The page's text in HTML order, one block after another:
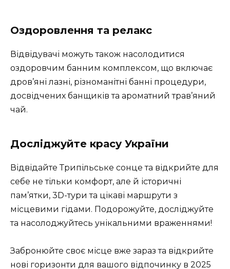
Оздоровлення та релакс
Відвідувачі можуть також насолодитися
оздоровчим банним комплексом, що включає
дров’яні лазні, різноманітні банні процедури,
досвідчених банщиків та ароматний трав’яний
чай.
Досліджуйте красу України
Відвідайте Трипільське сонце та відкрийте для
себе не тільки комфорт, але й історичні
пам’ятки, 3D-тури та цікаві маршрути з
місцевими гідами. Подорожуйте, досліджуйте
та насолоджуйтесь унікальними враженнями!
Забронюйте своє місце вже зараз та відкрийте
нові горизонти для вашого відпочинку в 2025